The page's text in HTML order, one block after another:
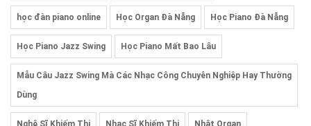
học đàn piano online Học Organ Đà Nẵng Học Piano Đà Nẵng
Học Piano Jazz Swing Học Piano Mất Bao Lâu
Mẫu Câu Jazz Swing Mà Các Nhạc Công Chuyên Nghiệp Hay Thường
Dùng
Nghệ Sĩ Khiếm Thị Nhạc Sĩ Khiếm Thị Nhật Organ